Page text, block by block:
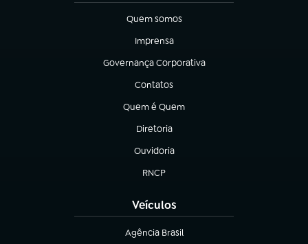
Quem somos
(abre em nova aba)
Imprensa
(abre em nova aba)
Governança Corporativa
(abre em nova aba)
Contatos
(abre em nova aba)
Quem é Quem
(abre em nova aba)
Diretoria
(abre em nova aba)
Ouvidoria
(abre em nova aba)
RNCP
(abre em nova aba)
Veículos
Agência Brasil
(abre em nova aba)